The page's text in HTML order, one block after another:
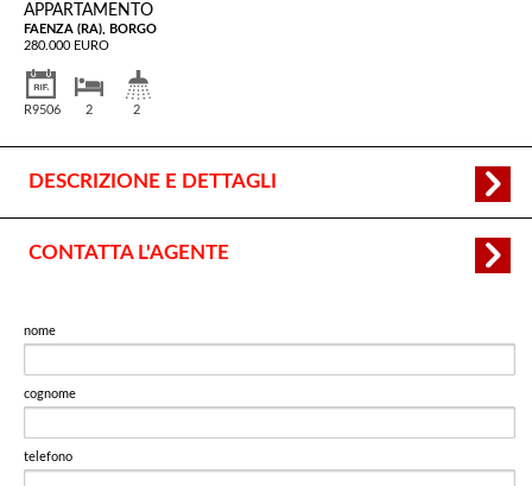
APPARTAMENTO
FAENZA (RA), BORGO
280.000 EURO
R9506 2 2
DESCRIZIONE E DETTAGLI
CONTATTA L'AGENTE
nome
cognome
telefono